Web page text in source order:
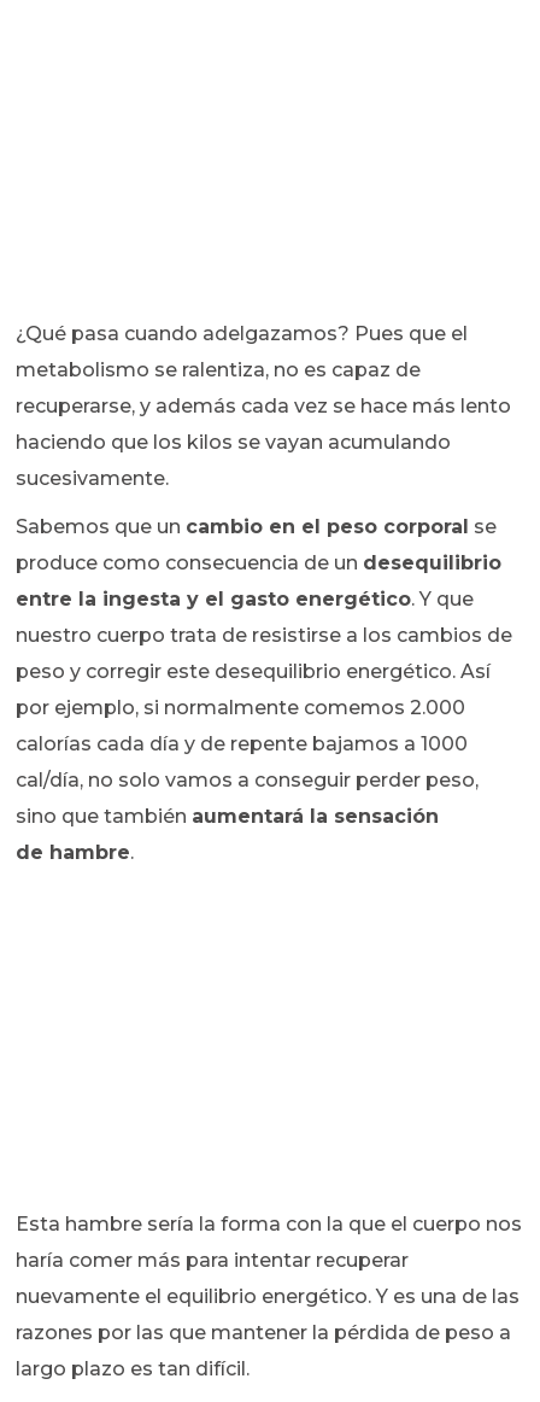
¿Qué pasa cuando adelgazamos? Pues que el
metabolismo se ralentiza, no es capaz de
recuperarse, y además cada vez se hace más lento
haciendo que los kilos se vayan acumulando
sucesivamente.
Sabemos que un cambio en el peso corporal se
produce como consecuencia de un desequilibrio
entre la ingesta y el gasto energético. Y que
nuestro cuerpo trata de resistirse a los cambios de
peso y corregir este desequilibrio energético. Así
por ejemplo, si normalmente comemos 2.000
calorías cada día y de repente bajamos a 1000
cal/día, no solo vamos a conseguir perder peso,
sino que también aumentará la sensación
de hambre.
Esta hambre sería la forma con la que el cuerpo nos
haría comer más para intentar recuperar
nuevamente el equilibrio energético. Y es una de las
razones por las que mantener la pérdida de peso a
largo plazo es tan difícil.